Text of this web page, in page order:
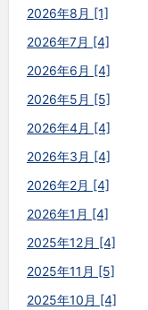
2026年8月 [1]
2026年7月 [4]
2026年6月 [4]
2026年5月 [5]
2026年4月 [4]
2026年3月 [4]
2026年2月 [4]
2026年1月 [4]
2025年12月 [4]
2025年11月 [5]
2025年10月 [4]